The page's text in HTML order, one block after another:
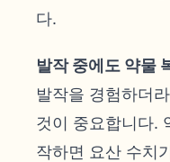
다.
발작 중에도 약물
발작을 경험하더
것이 중요합니다.
작하면 요산 수치